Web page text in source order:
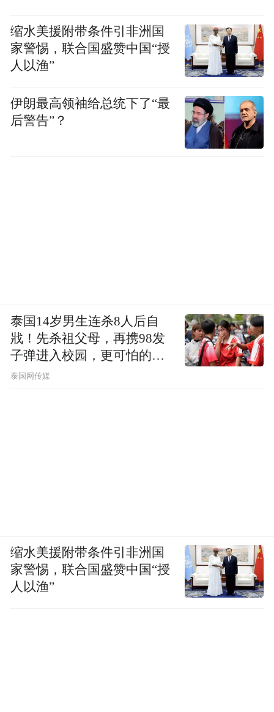
国内市场调整压力，出口有望全年保持高速
增长；长期而言，依托新能源与智能化技术
优势，中国汽车全球份额仍有提升空间。中
汽协同时提示，行业仍需警惕海外贸易壁
垒、区域政策变动、国际物流成本波动等外
部风险，车企应持续深耕技术研发、丰富海
space services.”
缩水美援附带条件引非洲国
家警惕，联合国盛赞中国“授
人以渔”
伊朗最高领袖给总统下了“最
后警告”？
泰国14岁男生连杀8人后自
戕！先杀祖父母，再携98发
子弹进入校园，更可怕的细
节公布了
泰国网传媒
缩水美援附带条件引非洲国
家警惕，联合国盛赞中国“授
人以渔”